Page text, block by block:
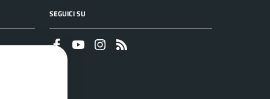
SEGUICI SU
Faceboook
Youtube Instagram